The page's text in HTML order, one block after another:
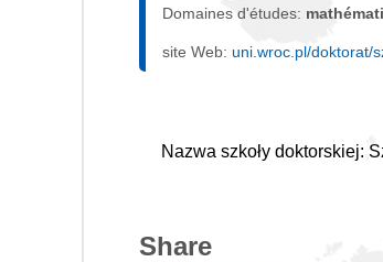
Domaines d'études:
site Web: uni.wroc.pl/doktorat/
Nazwa szkoły doktorskiej:
Share